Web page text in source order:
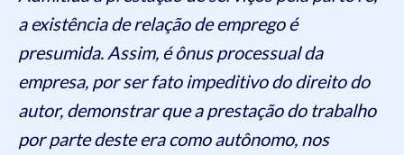
a existência de relação de emprego é
presumida. Assim, é ônus processual da
empresa, por ser fato impeditivo do direito do
autor, demonstrar que a prestação do trabalho
por parte deste era como autônomo, nos